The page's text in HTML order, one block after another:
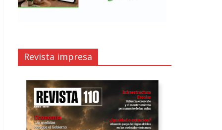
Revista impresa